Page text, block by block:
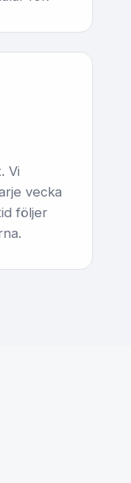
Vi
vecka
följer